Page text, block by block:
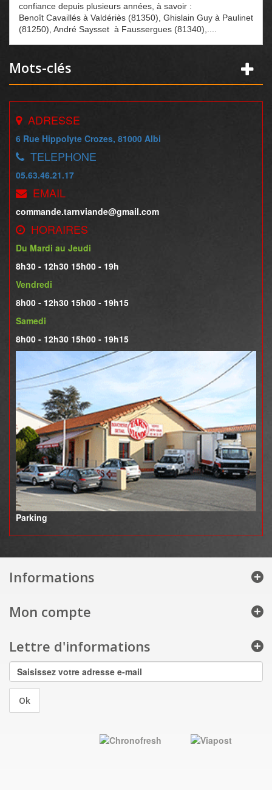
confiance depuis plusieurs années, à savoir :
Benoît Cavaillés à Valdériès (81350), Ghislain Guy à Paulinet
(81250), André Saysset à Faussergues (81340),....
Mots-clés
ADRESSE
6 Rue Hippolyte Crozes, 81000 Albi
TELEPHONE
05.63.46.21.17
EMAIL
commande.tarnviande@gmail.com
HORAIRES
Du Mardi au Jeudi
8h30 - 12h30 15h00 - 19h
Vendredi
8h00 - 12h30 15h00 - 19h15
Samedi
8h00 - 12h30 15h00 - 19h15
Parking
Informations
Mon compte
Lettre d'informations
Ok